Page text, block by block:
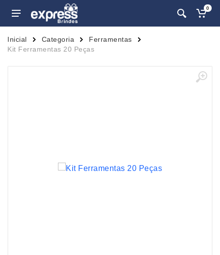
0
Inicial Categoria
Ferramentas
Kit Ferramentas 20 Peças